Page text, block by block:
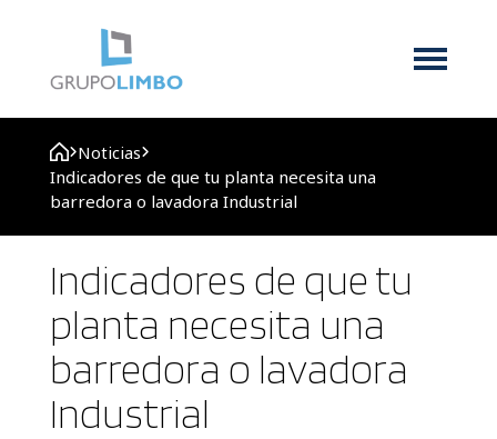
Noticias
Indicadores de que tu planta necesita una
barredora o lavadora Industrial
Indicadores de que tu
planta necesita una
barredora o lavadora
Industrial